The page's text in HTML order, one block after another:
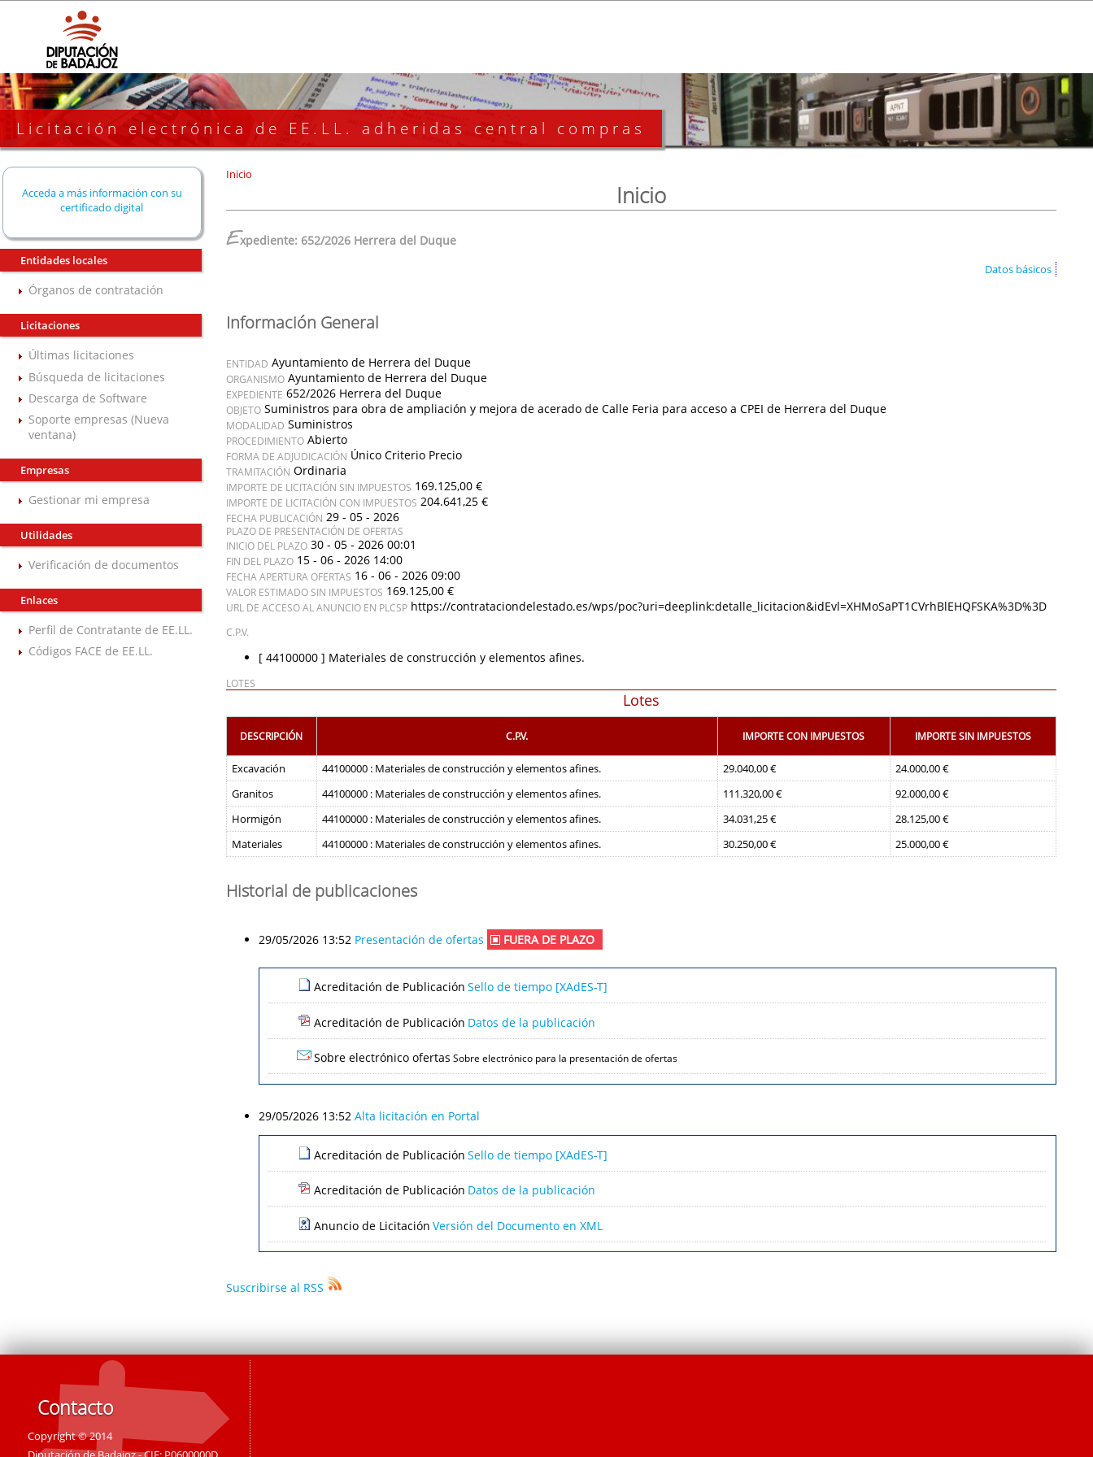
Licitación electrónica de EE.LL. adheridas central compras
Acceda a más información con su
certificado digital
Entidades locales
Órganos de contratación
Licitaciones
Últimas licitaciones
Búsqueda de licitaciones
Descarga de Software
Soporte empresas (Nueva
ventana)
Empresas
Gestionar mi empresa
Utilidades
Verificación de documentos
Enlaces
Perfil de Contratante de EE.LL.
Códigos FACE de EE.LL.
Inicio
Inicio
Expediente: 652/2026 Herrera del Duque
Datos básicos
Información General
ENTIDAD Ayuntamiento de Herrera del Duque
ORGANISMO Ayuntamiento de Herrera del Duque
EXPEDIENTE 652/2026 Herrera del Duque
OBJETO Suministros para obra de ampliación y mejora de acerado de Calle Feria para acceso a CPEI de Herrera del Duque
MODALIDAD Suministros
PROCEDIMIENTO Abierto
FORMA DE ADJUDICACIÓN Único Criterio Precio
TRAMITACIÓN Ordinaria
IMPORTE DE LICITACIÓN SIN IMPUESTOS 169.125,00 €
IMPORTE DE LICITACIÓN CON IMPUESTOS 204.641,25 €
FECHA PUBLICACIÓN 29 - 05 - 2026
PLAZO DE PRESENTACIÓN DE OFERTAS
INICIO DEL PLAZO 30 - 05 - 2026 00:01
FIN DEL PLAZO 15 - 06 - 2026 14:00
FECHA APERTURA OFERTAS 16 - 06 - 2026 09:00
VALOR ESTIMADO SIN IMPUESTOS 169.125,00 €
URL DE ACCESO AL ANUNCIO EN PLCSP https://contrataciondelestado.es/wps/poc?uri=deeplink:detalle_licitacion&idEvl=XHMoSaPT1CVrhBlEHQFSKA%3D%3D
C.P.V.
[ 44100000 ] Materiales de construcción y elementos afines.
LOTES
Lotes
DESCRIPCIÓN C.P.V. IMPORTE CON IMPUESTOS IMPORTE SIN IMPUESTOS
Excavación 44100000 : Materiales de construcción y elementos afines. 29.040,00 €
24.000,00 €
Granitos
44100000 : Materiales de construcción y elementos afines. 111.320,00 €
92.000,00 €
Hormigón
44100000 : Materiales de construcción y elementos afines. 34.031,25 €
28.125,00 €
Materiales
44100000 : Materiales de construcción y elementos afines. 30.250,00 € 25.000,00 €
Historial de publicaciones
29/05/2026 13:52 Presentación de ofertas FUERA DE PLAZO
Acreditación de Publicación Sello de tiempo [XAdES-T]
Acreditación de Publicación Datos de la publicación
Sobre electrónico ofertas Sobre electrónico para la presentación de ofertas
29/05/2026 13:52 Alta licitación en Portal
Acreditación de Publicación Sello de tiempo [XAdES-T]
Acreditación de Publicación Datos de la publicación
Anuncio de Licitación Versión del Documento en XML
Suscribirse al RSS
Contacto
Copyright © 2014